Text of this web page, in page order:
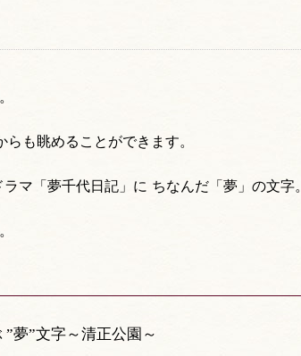
も眺めることができます。
マ「夢千代日記」に ちなんだ「夢」の文字。
”夢”文字～清正公園～